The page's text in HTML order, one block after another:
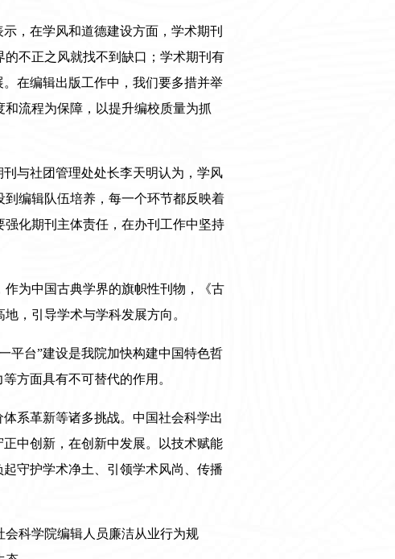
，在学风和道德建设方面，学术期刊
不正之风就找不到缺口；学术期刊有
在编辑出版工作中，我们要多措并举
流程为保障，以提升编校质量为抓
与社团管理处处长李天明认为，学风
编辑队伍培养，每一个环节都反映着
化期刊主体责任，在办刊工作中坚持
为中国古典学界的旗帜性刊物，《古
，引导学术与学科发展方向。
平台”建设是我院加快构建中国特色哲
方面具有不可替代的作用。
系革新等诸多挑战。中国社会科学出
中创新，在创新中发展。以技术赋能
守护学术净土、引领学术风尚、传播
科学院编辑人员廉洁从业行为规